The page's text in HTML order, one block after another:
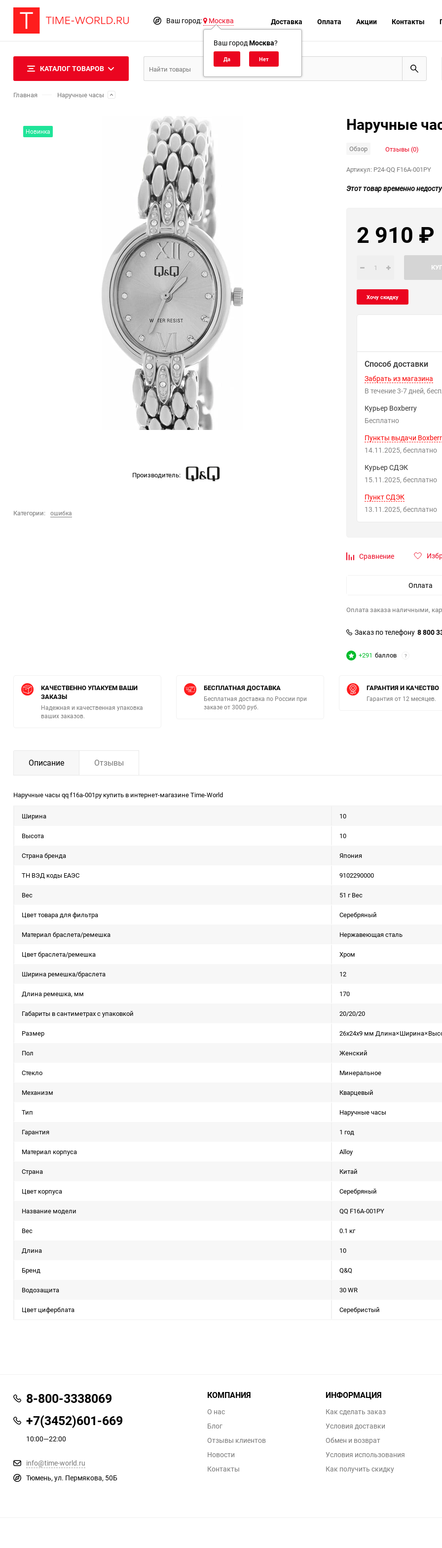
Ваш город: Москва
Ваш город Москва?
Доставка Оплата Акции Контакты
КАТАЛОГ ТОВАРОВ
Главная Наручные часы
Новинка
Производитель:
Категории: ошибка
Наручные
Обзор Отзывы (0)
Артикул: P24-QQ F16A-001PY
Этот товар временно
2 910 ₽
Способ доставки
Забрать из магазина
В течение3-7дней
Курьер Boxberry
Бесплатно
Пункты выдачи
14.11.2025
Бесплатно
Курьер СДЭК
15.11.2025
Бесплатно
Пункт СДЭК
13.11.2025
Бесплатно
Сравнение
Оплата
Оплата заказа наличными,
Заказ по телефону 8 800
+291 баллов ?
КАЧЕСТВЕННО УПАКУЕМ ВАШИ
ЗАКАЗЫ
Надежная и качественная упаковка
ваших заказов.
БЕСПЛАТНАЯ ДОСТАВКА
Бесплатная доставка по России при
заказе от 3000 руб.
ГАРАНТИЯ И КАЧЕСТВО
Гарантия от 12 месяцев.
Описание Отзывы
Наручные часы qq f16a-001py купить в интернет-магазине Time-World
Ширина 10
Высота 10
Страна бренда Япония
ТН ВЭД коды ЕАЭС 9102290000
Вес 51 г Вес
Цвет товара для фильтра Серебряный
Материал браслета/ремешка Нержавеющая сталь
Цвет браслета/ремешка Хром
Ширина ремешка/браслета 12
Длина ремешка, мм 170
Габариты в сантиметрах с упаковкой 20/20/20
Размер 26x24x9 мм
Пол Женский
Стекло Минеральное
Механизм Кварцевый
Тип Наручные часы
Гарантия 1 год
Материал корпуса Alloy
Страна Китай
Цвет корпуса Серебряный
Название модели QQ F16A-001PY
Вес 0.1 кг
Длина 10
Бренд Q&Q
Водозащита 30 WR
Цвет циферблата Серебристый
8-800-3338069
+7(3452)601-669
10:00—22:00
info@time-world.ru
Тюмень, ул. Пермякова, 50Б
КОМПАНИЯ
О нас
Блог
Отзывы клиентов
Новости
Контакты
ИНФОРМАЦИЯ
Как сделать заказ
Условия доставки
Обмен и возврат
Условия использования
Как получить скидку